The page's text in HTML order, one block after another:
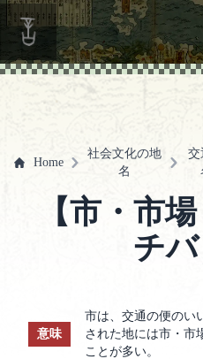
Home
社会文化の地
名
交
【市・市
チバ
意味
市は、交通の便のい
された地には市・市
ことが多い。